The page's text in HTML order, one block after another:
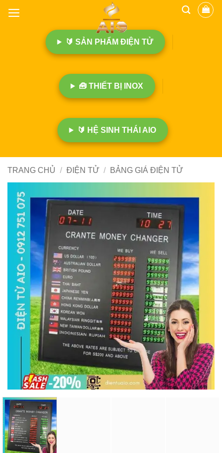
🔰 SẢN PHẨM ĐIỆN TỬ
🧰 THIẾT BỊ INOX
🔰 HỆ SINH THÁI AIO
TRANG CHỦ / ĐIỆN TỬ / BẢNG GIÁ ĐIỆN TỬ